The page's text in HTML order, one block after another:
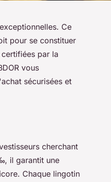
Ce
pour se constituer
par la
vous
sécurisées et
cherchant
, il garantit une
Chaque lingotin